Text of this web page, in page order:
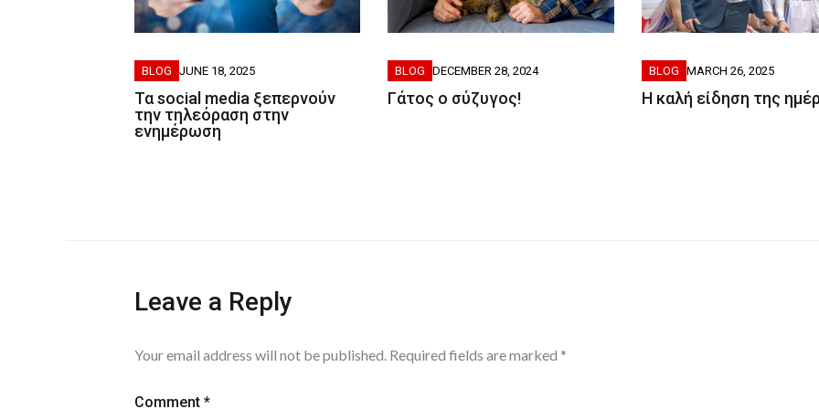
BLOG JUNE 18, 2025
Τα social media ξεπερνούν
την τηλεόραση στην
ενημέρωση
BLOG DECEMBER 28, 2024
Γάτος ο σύζυγος!
BLOG MARCH 26, 2025
H καλή είδηση της
Leave a Reply
Your email address will not be published. Required fields are marked *
Comment *